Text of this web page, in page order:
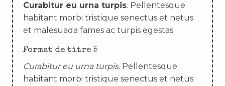
Curabitur eu urna turpis. Pellentesque
habitant morbi tristique senectus et netus
et malesuada fames ac turpis egestas.
Format de titre 5
Curabitur eu urna turpis. Pellentesque
habitant morbi tristique senectus et netus